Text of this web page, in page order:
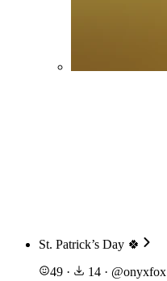
St. Patrick’s Day 🍀
49 · 14 · @onyxfox